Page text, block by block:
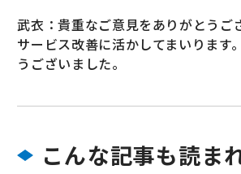
武衣：貴重なご意見をありがとうご
サービス改善に活かしてまいります
うございました。
こんな記事も読ま